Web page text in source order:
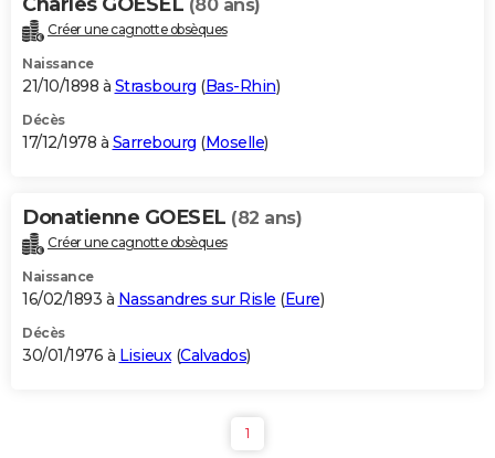
(80 ans)
Créer une cagnotte obsèques
Naissance
21/10/1898 à Strasbourg (Bas-Rhin)
Décès
17/12/1978 à Sarrebourg (Moselle)
Donatienne GOESEL (82 ans)
Créer une cagnotte obsèques
Naissance
16/02/1893 à Nassandres sur Risle (Eure)
Décès
30/01/1976 à Lisieux(Calvados)
1